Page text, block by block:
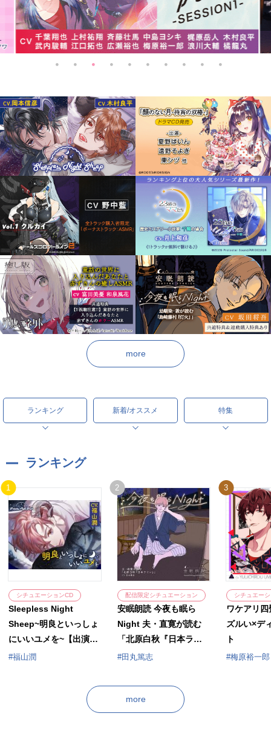
more
ランキング 新着/オススメ 特集
ランキング
1
シチュエーションCD
Sleepless Night
Sheep~明良といっしょ
にいいユメを~【出演声
優：福山潤】
福山潤
2
配信限定シチュエーション
安眠朗読 今夜も眠ら
Night 夫・直寛が読む
「北原白秋『日本ライ
ン』」【出演声優：田
田丸篤志
3
シチュエー
ワケアリ
ズルい×デ
ト
梅原裕一郎
more